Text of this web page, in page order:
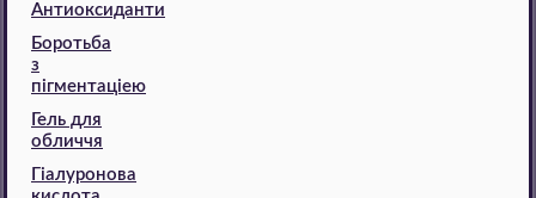
Антиоксиданти
Боротьба
з
пігментаціею
Гель для
обличчя
Гіалуронова